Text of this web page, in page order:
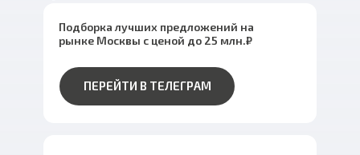
Подборка лучших предложений на
рынке Москвы с ценой до 25 млн.₽
ПЕРЕЙТИ В ТЕЛЕГРАМ